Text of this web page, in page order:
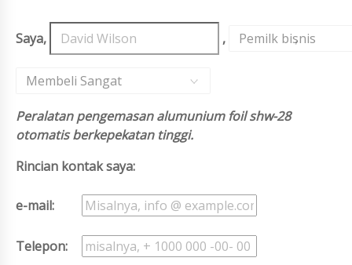
Saya, , Pemilk bisnis
,
Membeli Sangat
Peralatan pengemasan alumunium foil shw-28
otomatis berkepekatan tinggi.
Rincian kontak saya:
e-mail:
Telepon: